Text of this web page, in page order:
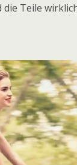
die Teile